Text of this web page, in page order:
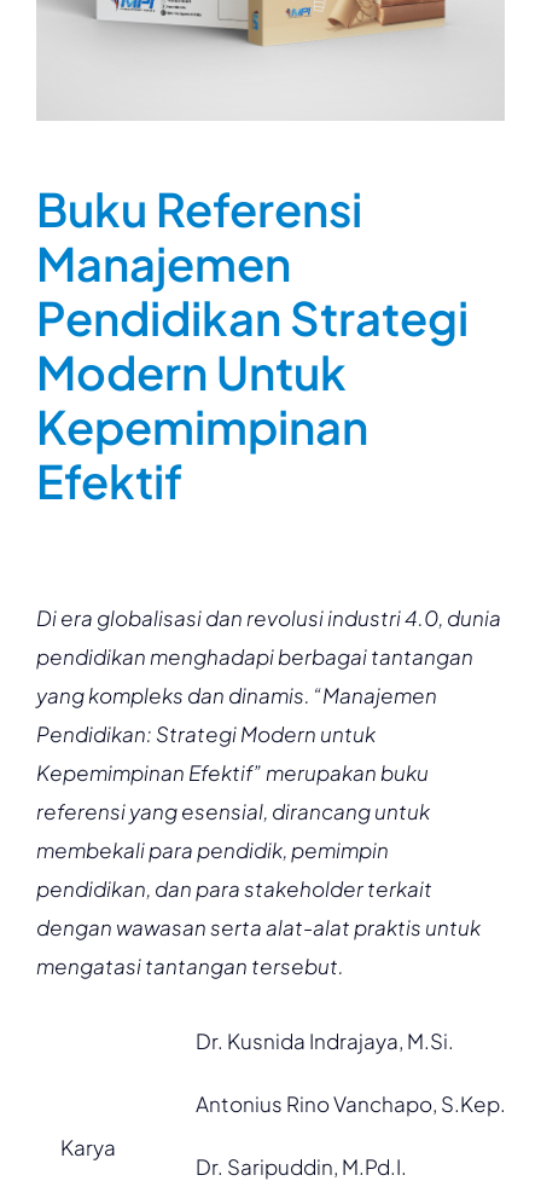
Buku Referensi
Manajemen
Pendidikan Strategi
Modern Untuk
Kepemimpinan
Efektif
Di era globalisasi dan revolusi industri 4.0, dunia
pendidikan menghadapi berbagai tantangan
yang kompleks dan dinamis. “Manajemen
Pendidikan: Strategi Modern untuk
Kepemimpinan Efektif” merupakan buku
referensi yang esensial, dirancang untuk
membekali para pendidik, pemimpin
pendidikan, dan para stakeholder terkait
dengan wawasan serta alat-alat praktis untuk
mengatasi tantangan tersebut.
Karya
Dr. Kusnida Indrajaya, M.Si.
Antonius Rino Vanchapo, S.Kep.,
Dr. Saripuddin, M.Pd.I.